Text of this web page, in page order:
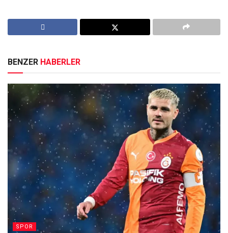
BENZER HABERLER
SPOR